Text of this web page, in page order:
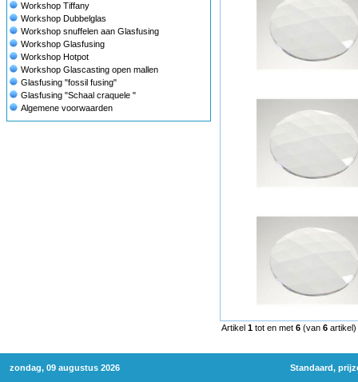
Workshop Tiffany
Workshop Dubbelglas
Workshop snuffelen aan Glasfusing
Workshop Glasfusing
Workshop Hotpot
Workshop Glascasting open mallen
Glasfusing "fossil fusing"
Glasfusing "Schaal craquele "
Algemene voorwaarden
Artikel 1 tot en met 6 (van 6 artikel)
zondag, 09 augustus 2026 Standaard,